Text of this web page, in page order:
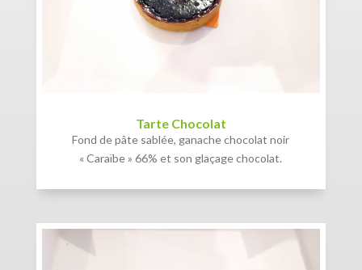
Tarte Chocolat
Fond de pâte sablée, ganache chocolat noir
« Caraïbe » 66% et son glaçage chocolat.